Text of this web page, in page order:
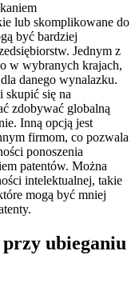
lub skomplikowane do
być bardziej
Jednym z
w wybranych krajach,
danego wynalazku.
skupić się na
zdobywać globalną
Inną opcją jest
firmom, co pozwala
ponoszenia
patentów. Można
intelektualnej, takie
mogą być mniej
przy ubieganiu